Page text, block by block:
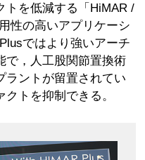
トを低減する「HiMAR /
性の高いアプリケーシ
ではより強いアーチ
で，人工股関節置換術
ラントが留置されてい
トを抑制できる。